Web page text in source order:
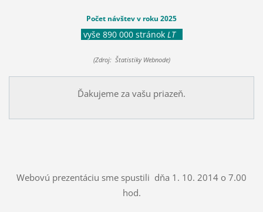
Počet návštev v roku 2025
vyše 890 000 stránok LT
(Zdroj: Štatistiky Webnode)
Ďakujeme za vašu priazeň.
Webovú prezentáciu sme spustili dňa 1. 10. 2014 o 7.00
hod.